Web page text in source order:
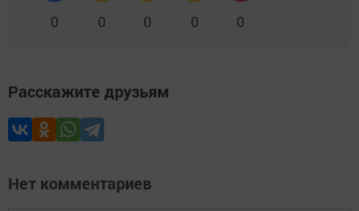
0 0 0 0 0
Расскажите друзьям
Нет комментариев